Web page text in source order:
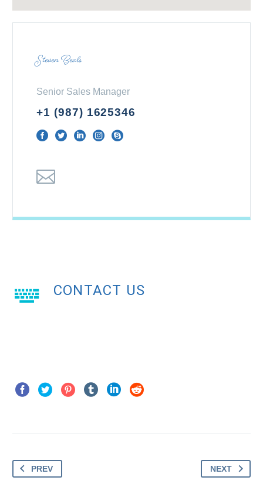
Steven Beals
Senior Sales Manager
+1 (987) 1625346
CONTACT US
PREV NEXT